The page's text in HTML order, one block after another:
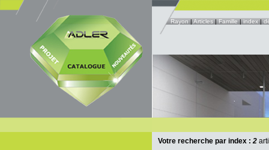
Rayon|Articles|Famille|index|
Votre recherche par index : 2